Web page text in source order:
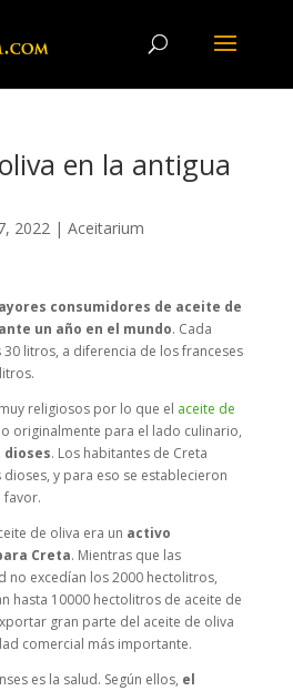
en la antigua
2022| Aceitarium
consumidores de aceite de
un año en el mundo. Cada
litros, a diferencia de los franceses
religiosos por lo que el aceite de
originalmente para el lado culinario,
dioses. Los habitantes de Creta
y para eso se establecieron
favor.
de oliva era un activo
Creta. Mientras que las
no excedían los 2000 hectolitros,
hasta 10000 hectolitros de aceite de
gran parte del aceite de oliva
comercial más importante.
es la salud. Según ellos, el